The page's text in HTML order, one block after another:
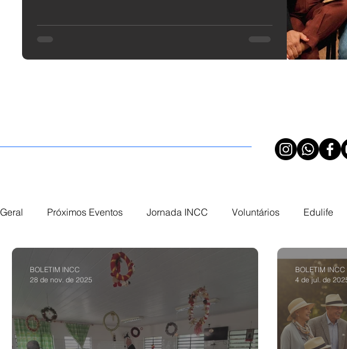
passo no seu crescimento espiritual e na sua vocação na Igreja
do Nazareno Central de Campinas! Estão abertas as matrículas
Geral Próximos Eventos Jornada INCC Voluntários Edulife
Homens de Honra GC: Grupo de
Flavio Valvassoura Acolhimento INCC Extensões Nazareno
BOLETIM INCC
28 de nov. de 2025
BOLETIM INCC
4 de jul. de